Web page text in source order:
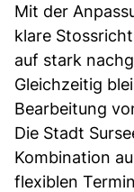
Mit der
klare
auf stark
Gleichzeitig
Bearbeitung
Die Stadt
Kombination
flexiblen